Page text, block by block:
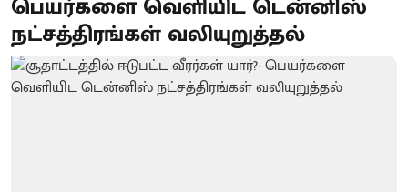
பெயர்களை வெளியிட டென்னிஸ்
நட்சத்திரங்கள் வலியுறுத்தல்